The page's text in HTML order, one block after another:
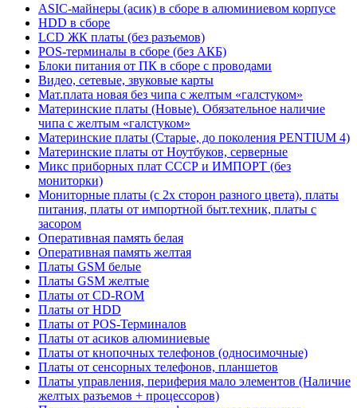
ASIC-майнеры (асик) в сборе в алюминиевом корпусе
HDD в сборе
LCD ЖК платы (без разъемов)
POS-терминалы в сборе (без АКБ)
Блоки питания от ПК в сборе с проводами
Видео, сетевые, звуковые карты
Мат.плата новая без чипа с желтым «галстуком»
Материнские платы (Новые). Обязательное наличие
чипа с желтым «галстуком»
Материнские платы (Старые, до поколения PENTIUM 4)
Материнские платы от Ноутбуков, серверные
Микс приборных плат СССР и ИМПОРТ (без
мониторки)
Мониторные платы (с 2х сторон разного цвета), платы
питания, платы от импортной быт.техник, платы с
засором
Оперативная память белая
Оперативная память желтая
Платы GSM белые
Платы GSM желтые
Платы от CD-ROM
Платы от HDD
Платы от POS-Терминалов
Платы от асиков алюминиевые
Платы от кнопочных телефонов (односимочные)
Платы от сенсорных телефонов, планшетов
Платы управления, периферия мало элементов (Наличие
желтых разъемов + процессоров)